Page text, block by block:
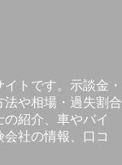
トです。示談金・
や相場・過失割合
紹介、車やバイ
社の情報、口コ